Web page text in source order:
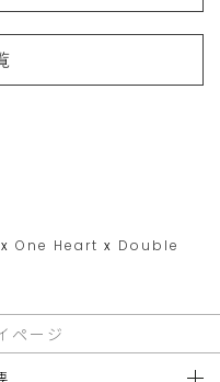
x One Heart x Double
ページ